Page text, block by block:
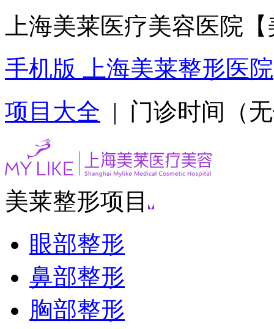
上海美莱医疗美容医院
手机版 上海美莱整形医院
项目大全 | 门诊时间（
美莱整形项目
眼部整形
鼻部整形
胸部整形